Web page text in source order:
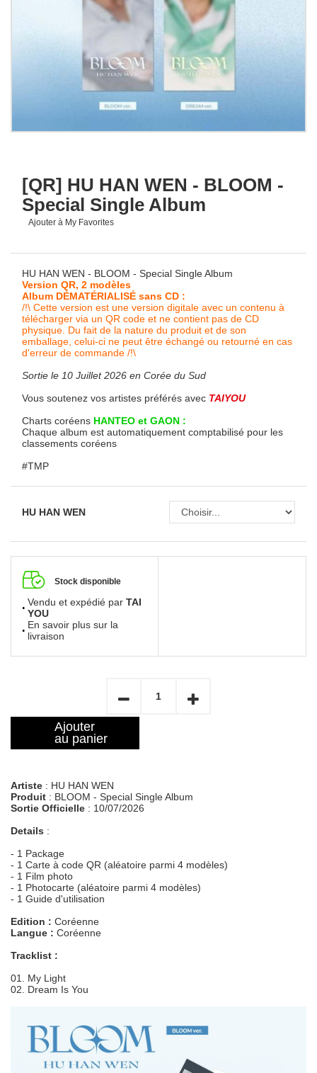
[QR] HU HAN WEN - BLOOM -
Special Single Album
Ajouter à My Favorites
HU HAN WEN - BLOOM - Special Single Album
Version QR, 2 modèles
Album DÉMATÉRIALISÉ sans CD :
/!\ Cette version est une version digitale avec un contenu à
télécharger via un QR code et ne contient pas de CD
physique. Du fait de la nature du produit et de son
emballage, celui-ci ne peut être échangé ou retourné en cas
d'erreur de commande /!\
Sortie le 10 Juillet 2026 en Corée du Sud
Vous soutenez vos artistes préférés avec TAIYOU
Charts coréens HANTEO et GAON :
Chaque album est automatiquement comptabilisé pour les
classements coréens
#TMP
HU HAN WEN
Stock disponible
Vendu et expédié par TAI
YOU
En savoir plus sur la
livraison
Ajouter
au panier
Artiste : HU HAN WEN
Produit : BLOOM - Special Single Album
Sortie Officielle : 10/07/2026
Details :
- 1 Package
- 1 Carte à code QR (aléatoire parmi 4 modèles)
- 1 Film photo
- 1 Photocarte (aléatoire parmi 4 modèles)
- 1 Guide d'utilisation
Edition : Coréenne
Langue : Coréenne
Tracklist :
01. My Light
02. Dream Is You